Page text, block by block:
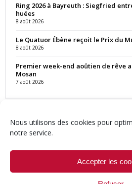
Nous utilisons des cookies pour
notre service.
Accepter les
Ring 2026 à Bayreuth : Siegfried
huées
8 août 2026
Le Quatuor Ébène reçoit le Prix du
8 août 2026
Premier week-end aoûtien de rêve
Mosan
7 août 2026